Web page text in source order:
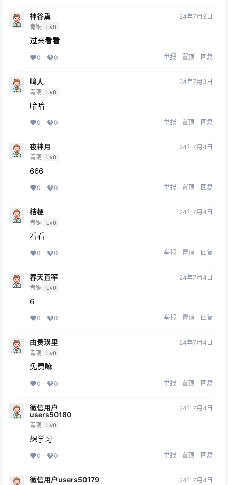
神谷熏
青铜 Lv0
24年7月3日
过来看看
0 0 举报 置顶 回复
鸣人
青铜 Lv0
24年7月3日
哈哈
0 0 举报 置顶 回复
夜神月
青铜 Lv0
24年7月4日
666
0 0 举报 置顶 回复
桔梗
青铜 Lv0
24年7月4日
看看
0 0 举报 置顶 回复
春天直率
青铜 Lv0
24年7月4日
6
0 0 举报 置顶 回复
由贵瑛里
青铜 Lv0
24年7月4日
免费嘛
0 0 举报 置顶 回复
微信用户
users50180
青铜 Lv0
24年7月4日
想学习
0 0 举报 置顶 回复
微信用户users50179 24年7月4日